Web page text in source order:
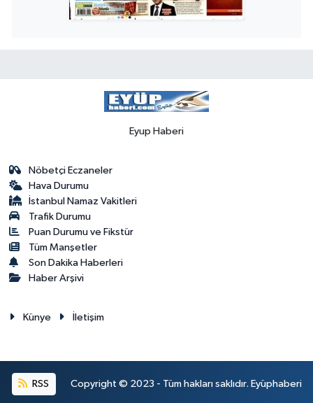
Eyup Haberi
Nöbetçi Eczaneler
Hava Durumu
İstanbul Namaz Vakitleri
Trafik Durumu
Puan Durumu ve Fikstür
Tüm Manşetler
Son Dakika Haberleri
Haber Arşivi
Künye İletişim
RSS Copyright © 2023 - Tüm hakları saklıdır. Eyüphaberi